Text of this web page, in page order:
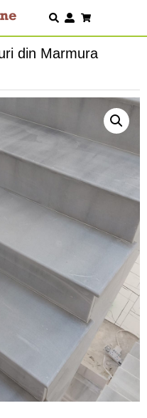
din Marmura